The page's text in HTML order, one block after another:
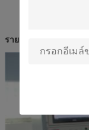
รายละเอียดรูปภาพ: